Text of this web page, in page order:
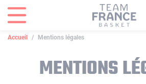
Accueil Mentions légales
MENTIONS
Panneau de gestion des cookies